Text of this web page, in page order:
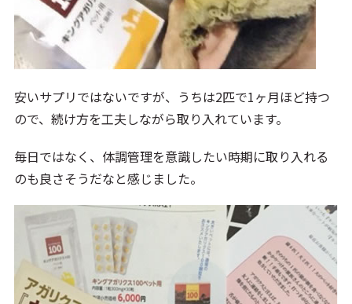
安いサプリではないですが、うちは2匹で1ヶ月ほど持つ
ので、続け方を工夫しながら取り入れています。
毎日ではなく、体調管理を意識したい時期に取り入れる
のも良さそうだなと感じました。